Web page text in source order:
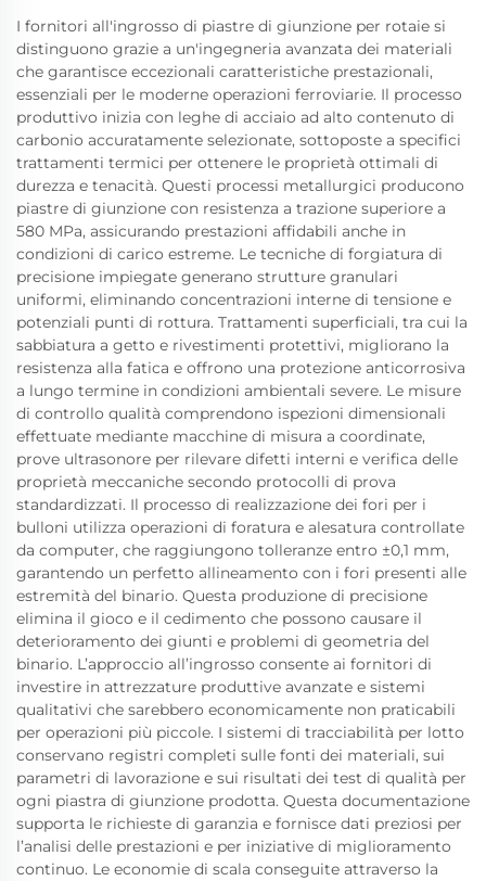
I fornitori all'ingrosso di piastre di giunzione per rotaie si
distinguono grazie a un'ingegneria avanzata dei materiali
che garantisce eccezionali caratteristiche prestazionali,
essenziali per le moderne operazioni ferroviarie. Il processo
produttivo inizia con leghe di acciaio ad alto contenuto di
carbonio accuratamente selezionate, sottoposte a specifici
trattamenti termici per ottenere le proprietà ottimali di
durezza e tenacità. Questi processi metallurgici producono
piastre di giunzione con resistenza a trazione superiore a
580 MPa, assicurando prestazioni affidabili anche in
condizioni di carico estreme. Le tecniche di forgiatura di
precisione impiegate generano strutture granulari
uniformi, eliminando concentrazioni interne di tensione e
potenziali punti di rottura. Trattamenti superficiali, tra cui la
sabbiatura a getto e rivestimenti protettivi, migliorano la
resistenza alla fatica e offrono una protezione anticorrosiva
a lungo termine in condizioni ambientali severe. Le misure
di controllo qualità comprendono ispezioni dimensionali
effettuate mediante macchine di misura a coordinate,
prove ultrasonore per rilevare difetti interni e verifica delle
proprietà meccaniche secondo protocolli di prova
standardizzati. Il processo di realizzazione dei fori per i
bulloni utilizza operazioni di foratura e alesatura controllate
da computer, che raggiungono tolleranze entro ±0,1 mm,
garantendo un perfetto allineamento con i fori presenti alle
estremità del binario. Questa produzione di precisione
elimina il gioco e il cedimento che possono causare il
deterioramento dei giunti e problemi di geometria del
binario. L’approccio all’ingrosso consente ai fornitori di
investire in attrezzature produttive avanzate e sistemi
qualitativi che sarebbero economicamente non praticabili
per operazioni più piccole. I sistemi di tracciabilità per lotto
conservano registri completi sulle fonti dei materiali, sui
parametri di lavorazione e sui risultati dei test di qualità per
ogni piastra di giunzione prodotta. Questa documentazione
supporta le richieste di garanzia e fornisce dati preziosi per
l’analisi delle prestazioni e per iniziative di miglioramento
continuo. Le economie di scala conseguite attraverso la